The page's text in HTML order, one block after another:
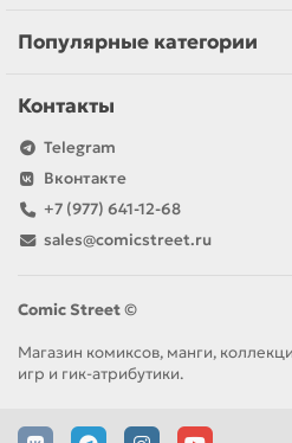
Популярные категории
Контакты
Telegram
Вконтакте
+7 (977) 641-12-68
sales@comicstreet.ru
Comic Street ©
Магазин комиксов, манги,
игр и гик-атрибутики.